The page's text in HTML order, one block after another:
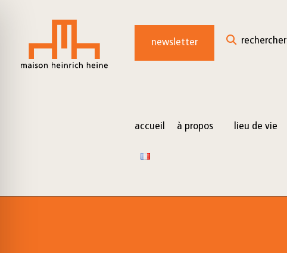
content
newsletter rechercher
accueil à propos lieu de vie